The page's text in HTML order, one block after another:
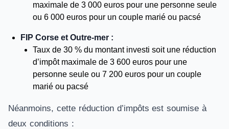
maximale de 3 000 euros pour une personne seule
ou 6 000 euros pour un couple marié ou pacsé
FIP Corse et Outre-mer :
Taux de 30 % du montant investi soit une réduction
d’impôt maximale de 3 600 euros pour une
personne seule ou 7 200 euros pour un couple
marié ou pacsé
Néanmoins, cette réduction d’impôts est soumise à
deux conditions :